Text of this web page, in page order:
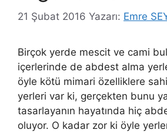
21 Şubat 2016 Yazarı: Emre
Birçok yerde mescit ve cami
içerlerinde de abdest alma
öyle kötü mimari özelliklere
yerleri var ki, gerçekten bunu
tasarlayanın hayatında hiç
oluyor. O kadar zor ki öyle